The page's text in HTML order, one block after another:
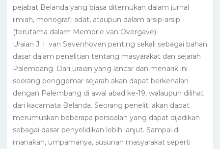
pejabat Belanda yang biasa ditemukan dalam jurnal
ilmiah, monografi adat, ataupun dalam arsip-arsip
(terutama dalam Memorie van Overgave).
Uraian J. I. van Sevenhoven penting sekali sebagai bahan
dasar dalam penelitian tentang masyarakat dan sejarah
Palembang. Dari uraian yang lancar dan menarik ini
seorang penggemar sejarah akan dapat berkenalan
dengan Palembang di awal abad ke-19, walaupun dilihat
dari kacamata Belanda. Seorang peneliti akan dapat
merumuskan beberapa persoalan yang dapat dijadikan
sebagai dasar penyelidikan lebih lanjut. Sampai di
manakah, umpamanya, susunan masyarakat seperti